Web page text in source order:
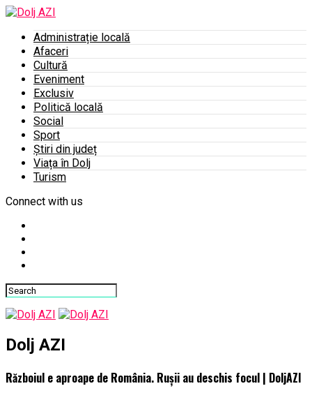
Administrație locală
Afaceri
Cultură
Eveniment
Exclusiv
Politică locală
Social
Sport
Știri din județ
Viața în Dolj
Turism
Connect with us
Dolj AZI
Războiul e aproape de România. Rușii au deschis focul | DoljAZI